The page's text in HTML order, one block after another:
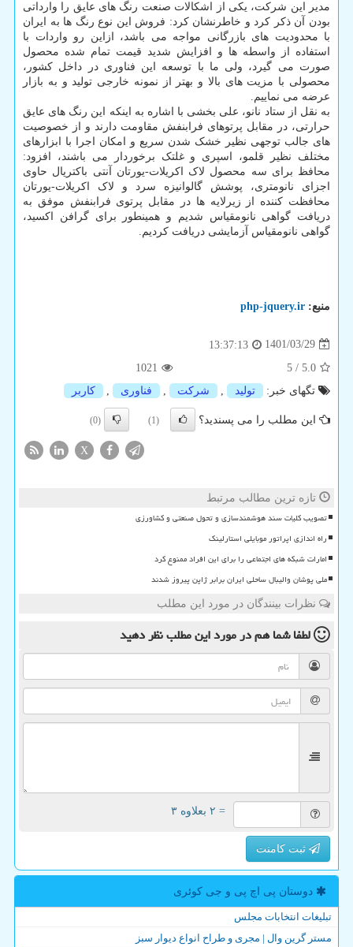
مدیر این شرکت، یکی از اشکالات صنعت رنگ های عایق را وارداتی
بودن آن ذکر کرد و خاطرنشان کرد: فروش این نوع رنگ ها به ایران
با محدودیت های بازرگانی مواجه می باشد، ازاین رو واردات با
استفاده از واسطه ها و افزایش شدید قیمت تمام شده محصول
صورت می گیرد، ولی ما با توسعه این فناوری در داخل کشور،
محصولی با مزیت های بالا و بهتر از نمونه خارجی تولید و به بازار
عرضه می نماییم.
به نقل از ستاد نانو، علی بخشی با اشاره به اینکه این رنگ های عایق
حرارتی، در مقابل پرتوهای فرابنفش مقاومت دارند و از خصوصیت
های جالب توجهی نظیر خشک شدن سریع و امکان اجرا با ابزارهای
مختلف نظیر قلمو، اسپری و غلتک برخوردار می باشند، افزود:
محافظ برای سه محصول لاک اکریلات-یورتان آنتی باکتریال حاوی
اجزای نانومتری، پوشش گالوانیزه سرد و لاک اکریلات-یورتان
محافظت کننده از زیرلایه ها در مقابل پرتوی فرابنفش موفق به
دریافت گواهی نانومقیاس شدیم و همینطور برای گرافن اکسید،
گواهی نانومقیاس آزمایشی دریافت کردیم.
منبع: php-jquery.ir
1401/03/29
13:37:13
5.0
/
5
1021
تگهای خبر:
تولید , شركت , فناوری , كاربر
این مطلب را می پسندید؟ (1)
(0)
X
تازه ترین مطالب مرتبط
تصویب کلیات سند هوشمندسازی و تحول صنعتی و کشاورزی
راه اندازی اپراتور موبایلی استارلینک
امارات شبکه های اجتماعی را برای این افراد ممنوع کرد
ملی پوشان والیبال ساحلی ایران برابر ژاپن پیروز شدند
نظرات بینندگان در مورد این مطلب
لطفا شما همدر مورد این مطلبنظر دهید
= ۲ بعلاوه ۳
ثبت کامنت
دوستان پی اچ پی و جی كوئری
تبلیغات انتخابات مجلس
مستر گرین وال | مجری و طراح انواع دیوار سبز